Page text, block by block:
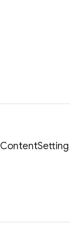
ContentSetting